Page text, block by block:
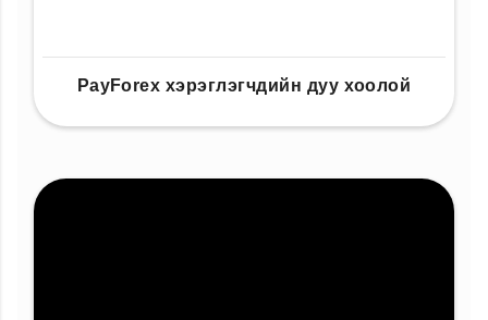
PayForex хэрэглэгчдийн дуу хоолой